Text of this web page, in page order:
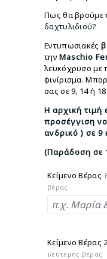
Πως θα βρούμε
δαχτυλιδιού?
Εντυπωσιακές
τηνMaschio
λευκόχρυσο με
φινίρισμα.
σας σε 9, 14 ή
Η αρχική τιμή
προσέγγιση
ανδρικό ) σε 9
(Παράδοση σε
Κείμενο Βέρας
βέρας
Κείμενο Βέρας 2
δεύτερης βέρας